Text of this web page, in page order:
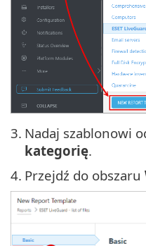
3. Nadaj szablonowi
kategorię.
4. Przejdź do obszaru